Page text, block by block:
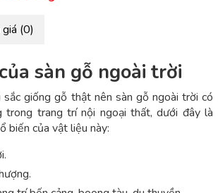
(0)
sàn gỗ ngoài trời
giống gỗ thật nên sàn gỗ ngoài trời có
trong trang trí nội ngoại thất, dưới đây là
biến của vật liệu này: